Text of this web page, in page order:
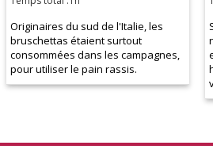
Originaires du sud de l'Italie, les
bruschettas étaient surtout
consommées dans les campagnes,
pour utiliser le pain rassis.